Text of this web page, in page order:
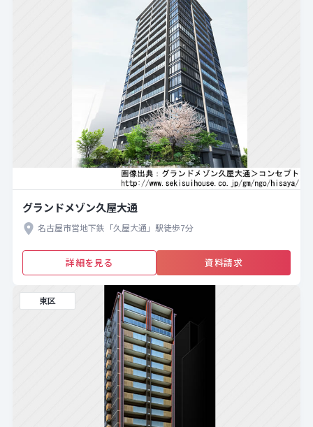
グランドメゾン久屋大通
名古屋市営地下鉄「久屋大通」駅徒歩7分
詳細を見る 資料請求
東区